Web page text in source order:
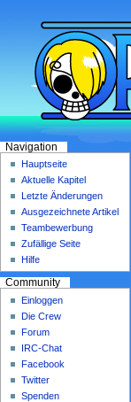
Navigation
Hauptseite
Aktuelle Kapitel
Letzte Änderungen
Ausgezeichnete Artikel
Teambewerbung
Zufällige Seite
Hilfe
Community
Einloggen
Die Crew
Forum
IRC-Chat
Facebook
Twitter
Spenden